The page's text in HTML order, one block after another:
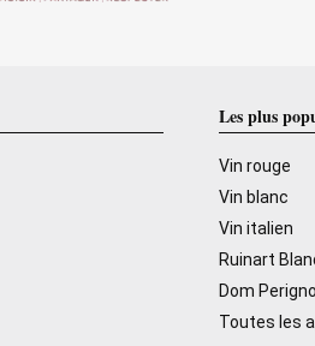
Les plus
Vin rouge
Vin blanc
Vin italien
Ruinart
Dom
Toutes les